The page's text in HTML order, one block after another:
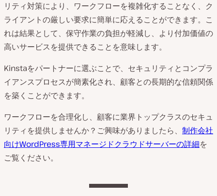
リティ対策により、ワークフローを複雑化することなく、ク
ライアントの厳しい要求に簡単に応えることができます。こ
れは結果として、保守作業の負担が軽減し、より付加価値の
高いサービスを提供できることを意味します。
Kinstaをパートナーに選ぶことで、セキュリティとコンプラ
イアンスプロセスが簡素化され、顧客との長期的な信頼関係
を築くことができます。
ワークフローを合理化し、顧客に業界トップクラスのセキュ
リティを提供しませんか？ご興味がありましたら、 制作会社
向けWordPress専用マネージドクラウドサーバーの詳細を
ご覧ください。